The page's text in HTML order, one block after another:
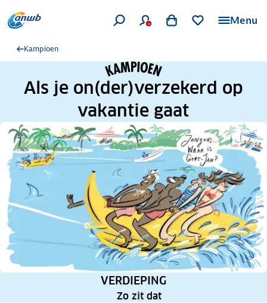
Menu
Kampioen
Als je on(der)verzekerd op
vakantie gaat
RUBRIEK:
VERDIEPING
Zo zit dat